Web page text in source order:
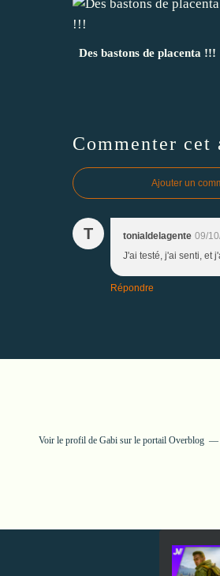
Des bastons de placenta !!!
Commenter cet
Ajouter un
T tonialdelagente 09/
J'ai testé, j'ai senti, et
Répondre
Voir le profil de Gabi sur le portail Overblog